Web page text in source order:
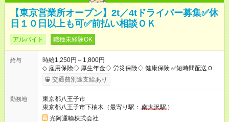
【東京営業所オープン】2t／4tドライバー募集✅休
日１０日以上も可✅前払い相談ＯＫ
アルバイト 職種未経験OK
給与
時給1,250円～1,800円
◇ 雇用保険◇ 厚生年金◇ 労災保険◇ 健康保険 ✅短時間配送Ｏ
Ｋ ✅ガッツリ稼ぎたい方ＯＫ ✅自社所有アパート寮あり ✅休
みの取り方相談ＯＫ（月休日１０日以上も可） ✅免許取得支援
✅残業代は全額支給 ✅やりがいあるポジションが沢山用意ＯＫ
（未来のリーダー候補・給料アップ） ✅社内BBQの開催 【試用
期間】試用期間なし
交通費別途支給あり
勤務地
東京都八王子市
東京都八王子市下柚木（最寄り駅： 南大沢駅 ）
光阿運輸株式会社